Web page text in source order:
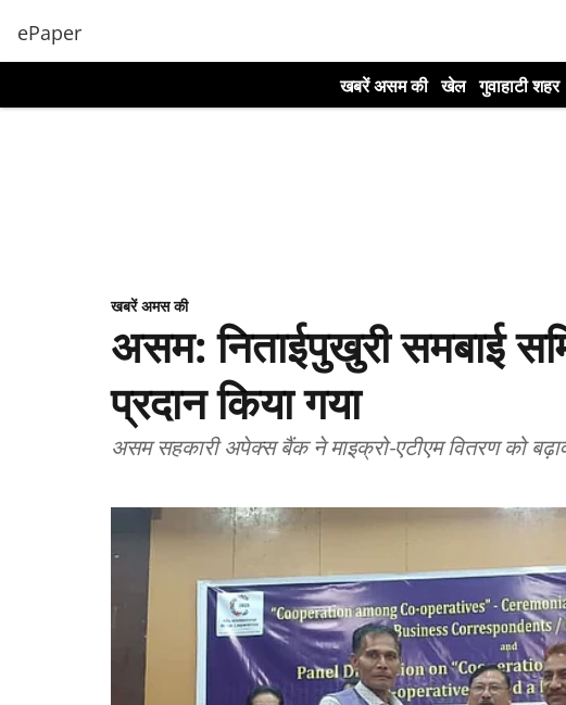
ePaper
खबरें असम की खेल गुवाहाटी शहर
खबरें अमस की
असम: निताईपुखुरी समबाई
प्रदान किया गया
असम सहकारी अपेक्स बैंक ने माइक्रो-एटीएम वितरण को